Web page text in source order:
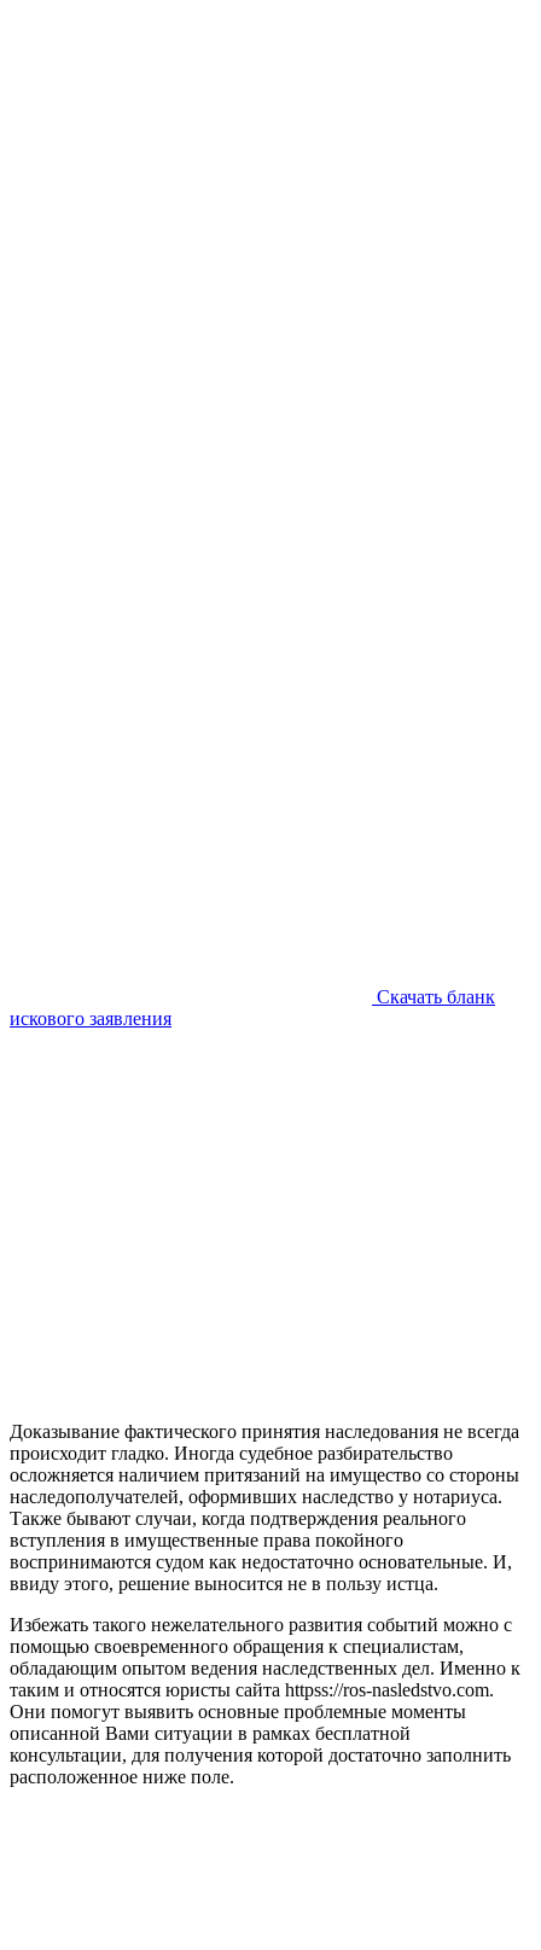
Скачать бланк
искового заявления
Доказывание фактического принятия наследования не всегда
происходит гладко. Иногда судебное разбирательство
осложняется наличием притязаний на имущество со стороны
наследополучателей, оформивших наследство у нотариуса.
Также бывают случаи, когда подтверждения реального
вступления в имущественные права покойного
воспринимаются судом как недостаточно основательные. И,
ввиду этого, решение выносится не в пользу истца.
Избежать такого нежелательного развития событий можно с
помощью своевременного обращения к специалистам,
обладающим опытом ведения наследственных дел. Именно к
таким и относятся юристы сайта httpss://ros-nasledstvo.com.
Они помогут выявить основные проблемные моменты
описанной Вами ситуации в рамках бесплатной
консультации, для получения которой достаточно заполнить
расположенное ниже поле.